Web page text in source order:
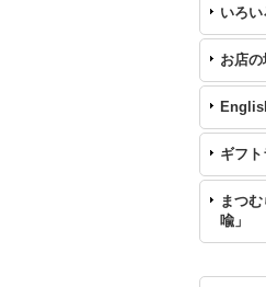
いろ
お店
ギフ
まつ
喩」